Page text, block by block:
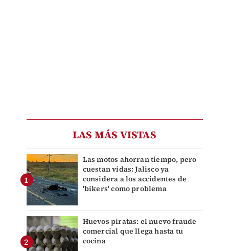
LAS MÁS VISTAS
Las motos ahorran tiempo, pero
cuestan vidas: Jalisco ya
considera a los accidentes de
'bikers' como problema
Huevos piratas: el nuevo fraude
comercial que llega hasta tu
cocina